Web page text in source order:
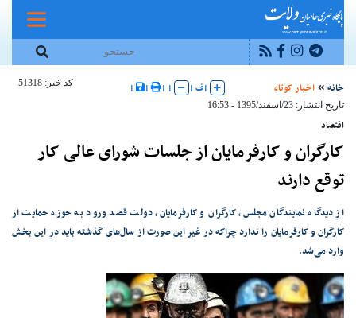
خانه اخبار کوتاه |ف |
|
|
|
|
کد خبر: 51318
تاریخ انتشار: 23/اسفند/1395 - 16:53
اقتصاد
کارگران و کارفرمایان از جلسات شورای عالی کار
توقع دارند
از دیدگاه نمایندگان مجلس، کارگران و کارفرمایان، دولت قصد ورود به حوزه حمایت از
کارگران و کارفرمایان را ندارد چراکه در غیر این صورت از سال‌های گذشته باید در این بخش
وارد می‌شد.